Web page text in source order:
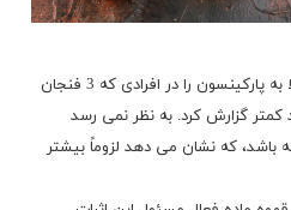
یک مطالعه مروری بزرگ، خطر ابتلا به پارکینسون را در افرادی که 3 فنجان
می‌نوشیدند، 29 درصد کمتر گزارش کرد. به نظر نمی رسد
باشد، که نشان می دهد لزوماً بیشتر